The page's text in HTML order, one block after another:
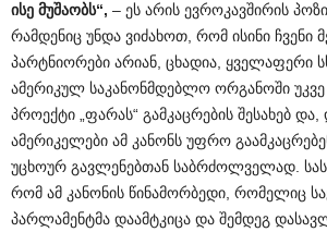
ისე მუშაობს“, – ეს არის ევროკავშირის
რამდენიც უნდა ვიძახოთ, რომ ისინი ჩვენი
პარტნიორები არიან, ცხადია, ყველაფერი
ამერიკულ საკანონმდებლო ორგანოში
პროექტი „ფარას“ გამკაცრების შესახებ
ამერიკელები ამ კანონს უფრო
უცხოურ გავლენებთან საბრძოლველად.
რომ ამ კანონის წინამორბედი, რომელიც
პარლამენტმა დაამტკიცა და შემდეგ